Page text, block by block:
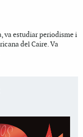
va estudiar periodisme i
del Caire. Va